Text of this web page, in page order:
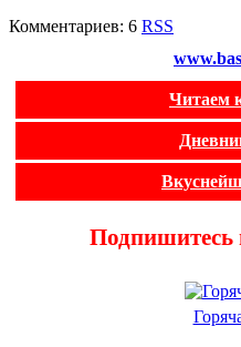
Комментариев: 6 RSS
Читаем
Подпишитесь